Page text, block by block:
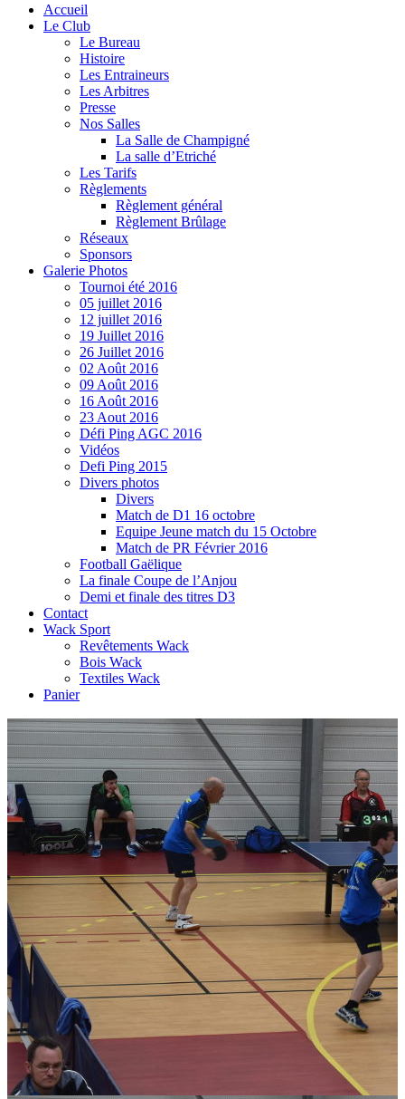
Accueil
Le Club
Le Bureau
Histoire
Les Entraineurs
Les Arbitres
Presse
Nos Salles
La Salle de Champigné
La salle d’Etriché
Les Tarifs
Règlements
Règlement général
Règlement Brûlage
Réseaux
Sponsors
Galerie Photos
Tournoi été 2016
05 juillet 2016
12 juillet 2016
19 Juillet 2016
26 Juillet 2016
02 Août 2016
09 Août 2016
16 Août 2016
23 Aout 2016
Défi Ping AGC 2016
Vidéos
Defi Ping 2015
Divers photos
Divers
Match de D1 16 octobre
Equipe Jeune match du 15 Octobre
Match de PR Février 2016
Football Gaëlique
La finale Coupe de l’Anjou
Demi et finale des titres D3
Contact
Wack Sport
Revêtements Wack
Bois Wack
Textiles Wack
Panier